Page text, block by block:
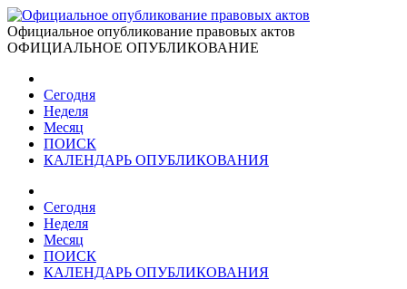
Официальное опубликование правовых актов
ОФИЦИАЛЬНОЕ ОПУБЛИКОВАНИЕ
Сегодня
Неделя
Месяц
ПОИСК
КАЛЕНДАРЬ ОПУБЛИКОВАНИЯ
Сегодня
Неделя
Месяц
ПОИСК
КАЛЕНДАРЬ ОПУБЛИКОВАНИЯ